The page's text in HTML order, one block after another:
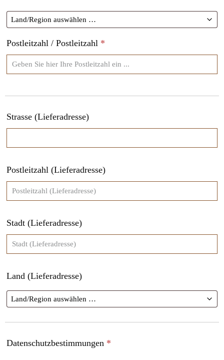
Postleitzahl / Postleitzahl *
Strasse (Lieferadresse)
Postleitzahl (Lieferadresse)
Stadt (Lieferadresse)
Land (Lieferadresse)
Datenschutzbestimmungen *